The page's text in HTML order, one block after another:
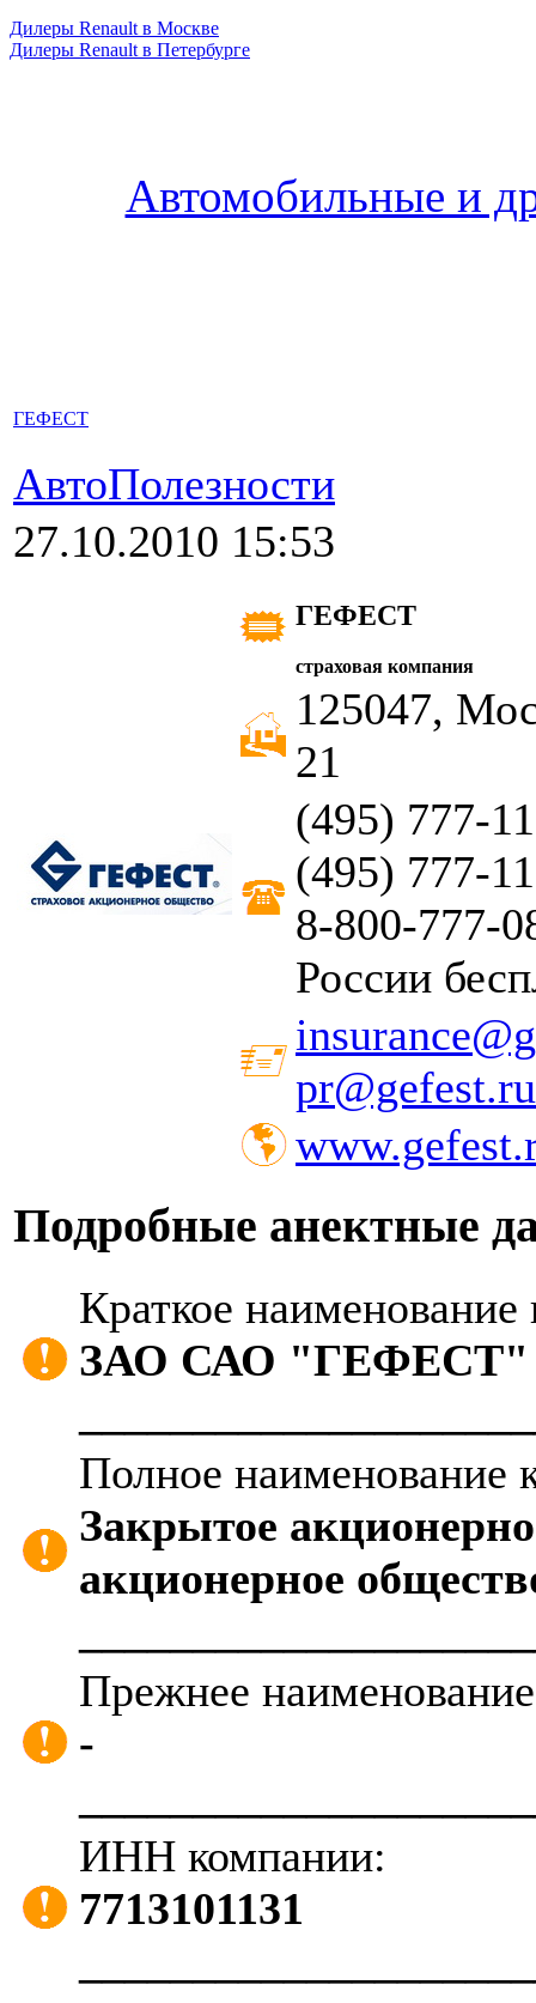
Дилеры Renault в Москве
Дилеры Renault в Петербурге
Автомобильные и
ГЕФЕСТ
АвтоПолезности
27.10.2010 15:53
ГЕФЕСТ
страховая компания
125047,
21
(495) 777-
(495) 777-
8-800-777-
России
pr@gefest.ru
Подробные анектные
Краткое
ЗАО САО "ГЕФЕСТ"
Полное наименование
Закрытое
акционерное
Прежнее
-
ИНН компании:
7713101131